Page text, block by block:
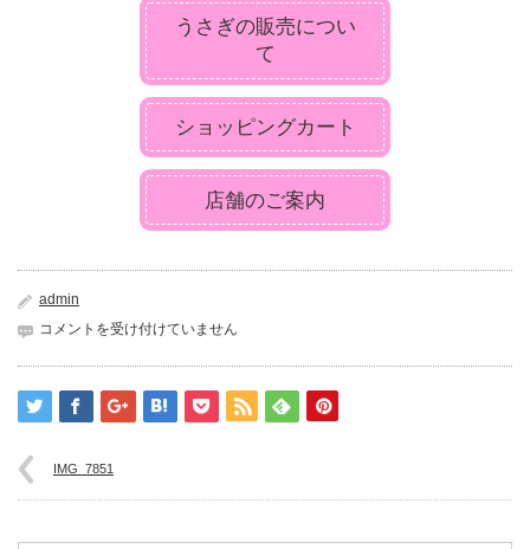
うさぎの販売につい
て
ショッピングカート
店舗のご案内
admin
IMG_7851
コメントを受け付けていません
IMG_7851